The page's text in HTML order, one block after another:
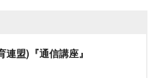
盟)『通信講座』